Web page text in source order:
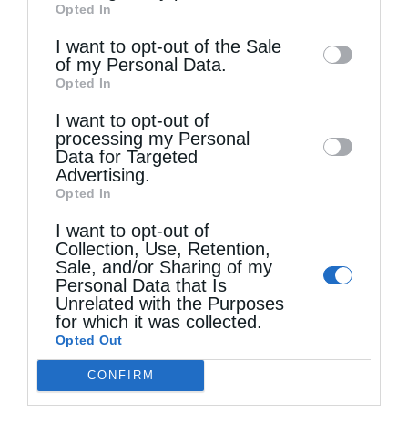
of downstream participants. This
information may also be disclosed by us to
third parties on theIAB’s List of
Downstream Participants
disclose it to other third parties.
Opted In
I want to opt-out of the Sale
of my Personal Data.
Opted In
I want to opt-out of
processing my Personal
Data for Targeted
Advertising.
Opted In
I want to opt-out of
Collection, Use, Retention,
Sale, and/or Sharing of my
Personal Data that Is
Unrelated with the Purposes
for which it was collected.
Opted Out
CONFIRM
Ο νέος Πρέσβυς της Γεωργίας στο Πατριαρχείο
Ιεροσολύμων